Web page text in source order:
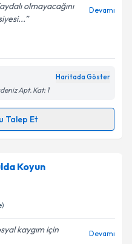
ilişkin
verilerimin belirtilen
kabul ediyorum.
Gönder
olmayacağını
Devamı
Haritada Göster
Apt. Kat: 1
Talep Et
için randevu takvimi
randevu almanız
e-posta ile
Koyun
kaygım için
Devamı